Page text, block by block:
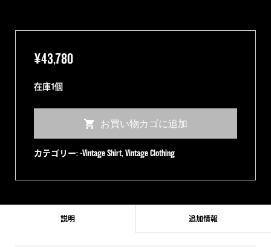
¥43,780
在庫1個
オ
お買い物カゴに追加
カテゴリー:-Vintage Shirt, Vintage Clothing
説明 追加情報